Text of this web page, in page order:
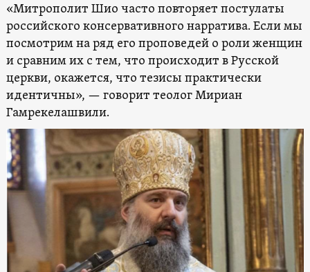
«Митрополит Шио часто повторяет постулаты
российского консервативного нарратива. Если мы
посмотрим на ряд его проповедей о роли женщин
и сравним их с тем, что происходит в Русской
церкви, окажется, что тезисы практически
идентичны», — говорит теолог Мириан
Гамрекелашвили.